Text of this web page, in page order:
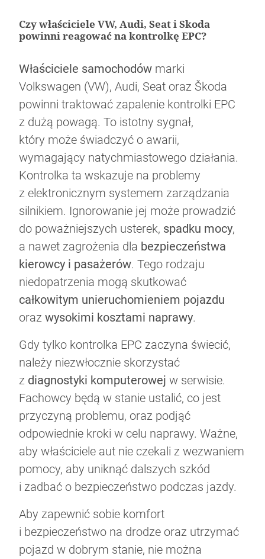
Czy właściciele VW, Audi, Seat i Skoda
powinni reagować na kontrolkę EPC?
Właściciele samochodów marki
Volkswagen (VW), Audi, Seat oraz Škoda
powinni traktować zapalenie kontrolki EPC
z dużą powagą. To istotny sygnał,
który może świadczyć o awarii,
wymagający natychmiastowego działania.
Kontrolka ta wskazuje na problemy
z elektronicznym systemem zarządzania
silnikiem. Ignorowanie jej może prowadzić
do poważniejszych usterek, spadku mocy,
a nawet zagrożenia dla bezpieczeństwa
kierowcy i pasażerów. Tego rodzaju
niedopatrzenia mogą skutkować
całkowitym unieruchomieniem pojazdu
oraz wysokimi kosztami naprawy.
Gdy tylko kontrolka EPC zaczyna świecić,
należy niezwłocznie skorzystać
z diagnostyki komputerowej w serwisie.
Fachowcy będą w stanie ustalić, co jest
przyczyną problemu, oraz podjąć
odpowiednie kroki w celu naprawy. Ważne,
aby właściciele aut nie czekali z wezwaniem
pomocy, aby uniknąć dalszych szkód
i zadbać o bezpieczeństwo podczas jazdy.
Aby zapewnić sobie komfort
i bezpieczeństwo na drodze oraz utrzymać
pojazd w dobrym stanie, nie można